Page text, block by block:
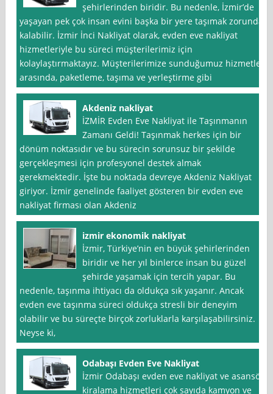
şehirlerinden biridir. Bu nedenle, İzmir’de
yaşayan pek çok insan evini başka bir yere taşımak zorunda
kalabilir. İzmir İnci Nakliyat olarak, evden eve nakliyat
hizmetleriyle bu süreci müşterilerimiz için
kolaylaştırmaktayız. Müşterilerimize sunduğumuz hizmetler
arasında, paketleme, taşıma ve yerleştirme gibi
Akdeniz nakliyat
İZMİR Evden Eve Nakliyat ile Taşınmanın
Zamanı Geldi! Taşınmak herkes için bir
dönüm noktasıdır ve bu sürecin sorunsuz bir şekilde
gerçekleşmesi için profesyonel destek almak
gerekmektedir. İşte bu noktada devreye Akdeniz Nakliyat
giriyor. İzmir genelinde faaliyet gösteren bir evden eve
nakliyat firması olan Akdeniz
izmir ekonomik nakliyat
İzmir, Türkiye’nin en büyük şehirlerinden
biridir ve her yıl binlerce insan bu güzel
şehirde yaşamak için tercih yapar. Bu
nedenle, taşınma ihtiyacı da oldukça sık yaşanır. Ancak
evden eve taşınma süreci oldukça stresli bir deneyim
olabilir ve bu süreçte birçok zorluklarla karşılaşabilirsiniz.
Neyse ki,
Odabaşı Evden Eve Nakliyat
İzmir Odabaşı evden eve nakliyat ve asansör
kiralama hizmetleri çok sayıda kamyon ve